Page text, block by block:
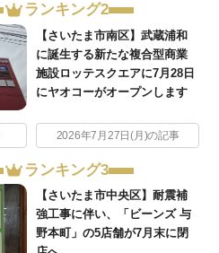
ランキング2
【さいたま市南区】武蔵浦和
に誕生する新たな複合型商業
施設ロッテスクエアに7月28日
にヤオコーがオープンします
2026年7月27日(月)の記事
ランキング3
【さいたま市中央区】耐震補
強工事に伴い、「ビーンズ 与
野本町」の5店舗が7月末に閉